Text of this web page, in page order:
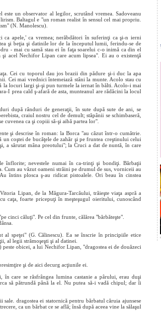
un observator al legilor, scrutând vremea. Sadoveanu
Baltagul e "un roman realist în sensul cel mai propriu.
(N. Manolescu).
apele,' ca vremea; nerăbdători în suferinţi ca şi-n ierni
şi beţia şi datinile lor de la începutul lumii, ferindu-se de
- mai cu samă stau ei în faţa soarelui c-o inimă ca din el
şi acel Nechifor Lipan care acum lipsea". Ei au o existenţă
Cei cu toporul dau jos brazii din pădure şi-i duc la apa
Cei mai vrednici întemeiază stâni la munte. Acolo stau cu
la locuri largi şi-şi pun turmele la iernat în bălti. Acolo-i mai
I prea cald ş-afară de asta, munteanul are rădăcini la locul
după rânduri de generaţii, în sute după sute de ani, se
craiul nostru cel de demult; stăpânii se schimbaseră,
cuvenea ca şi copiii să-şi aibă partea lor".
şi descrise în roman: la Borca "au căzut într-o cumătrie.
coştei de bucăţele de zahăr şi pe fruntea creştinului celui
a sărutat mâna preotului"; la Cruci a dat de nuntă, în care
înflorite; nevestele numai în ca-trinţi şi bondiţi. Bărbaţii
Cum au văzut oameni străini pe drumul de sus, vorniceii au
întins plosca ş-au ridicat pistoalele. Ori beau în cinstea
Lipan, de la Măgura-Tarcăului, trăieşte viaţa aspră a
caţa, foarte pricepuţi în meşteşugul oieritului, cunoscând
cinci căluţi". Pe cel din frunte, călărea "bărbăteşte".
speţei" (G. Călinescu). Ea se înscrie în principiile etice
al legii strămoşeşti şi al datinei.
obicei, a lui Nechifor Lipan, "dragostea ei de douăzeci
şi de aici decurg acţiunile ei.
care se răsfrângea lumina castanie a pârului, erau duşi
să pătrundă până la el. Nu putea să-i vadă chipul; dar îi
dragostea ei statornică pentru bărbatul căruia ajunsese
ca un bărbat ce se află; însă după aceea vine la sălaşul